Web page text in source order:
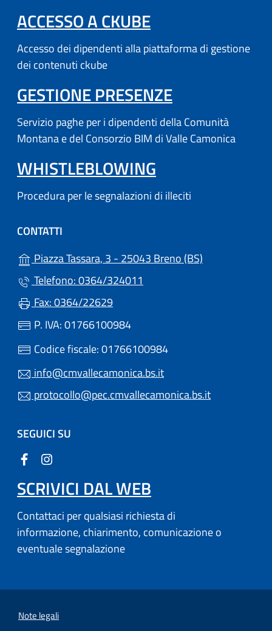
ACCESSO A CKUBE(APRE IN
Accesso dei dipendenti alla piattaforma di gestione
dei contenuti ckube
GESTIONE PRESENZE(APRE IN
Servizio paghe per i dipendenti della Comunità
Montana e del Consorzio BIM di Valle Camonica
WHISTLEBLOWING
Procedura per le segnalazioni di illeciti
CONTATTI
Piazza Tassara, 3 - 25043 Breno (BS)
Telefono: 0364/324011
Fax: 0364/22629
P. IVA: 01766100984
Codice fiscale: 01766100984
info@cmvallecamonica.bs.it
protocollo@pec.cmvallecamonica.bs.it
SEGUICI SU
SCRIVICI DAL WEB
Contattaci per qualsiasi richiesta di
informazione, chiarimento, comunicazione o
eventuale segnalazione
Note legali